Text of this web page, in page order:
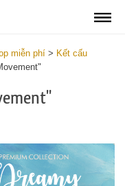
miễn phí > Kết cấu